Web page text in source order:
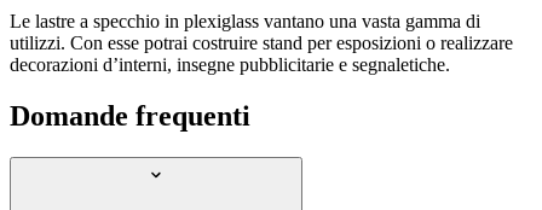
Le lastre a specchio in plexiglass vantano una vasta gamma di
utilizzi. Con esse potrai costruire stand per esposizioni o realizzare
decorazioni d’interni, insegne pubblicitarie e segnaletiche.
Domande frequenti